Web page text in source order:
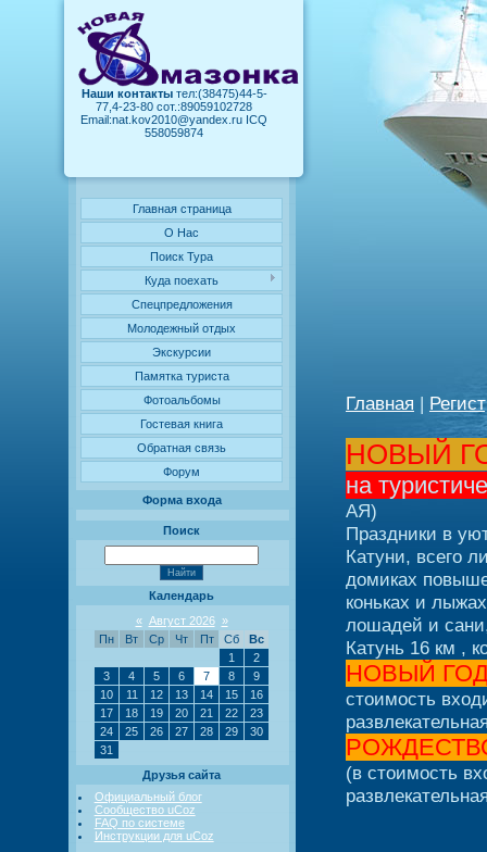
Наши контактытел:(38475)44-5-
77,4-23-80 сот.:89059102728
Email:nat.kov2010@yandex.ru ICQ
558059874
Главная страница
О Нас
Поиск Тура
Куда поехать
Cпецпредложения
Молодежный отдых
Экскурсии
Памятка туриста
Фотоальбомы
Гостевая книга
Обратная связь
Форум
Форма входа
Поиск
Календарь
« Август 2026 »
Пн
Вт Ср Чт Пт Сб
Вс
1
2
3
4 5 6 7 8
9
10
11 12 13 14 15
16
17
18 19 20 21 22
23
24
25 26 27 28 29
30
31
Друзья сайта
Официальный блог
Сообщество uCoz
FAQ по системе
Инструкции для uCoz
Главная |
НОВЫЙ
на
АЯ)
Праздники в
Катуни, всего
домиках
коньках и
лошадей и
Катунь 16 км ,
НОВЫЙ
стоимость
(в стоимость